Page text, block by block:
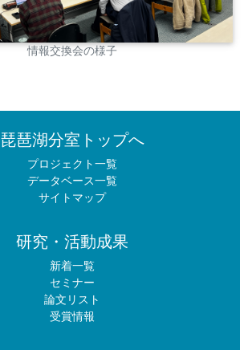
情報交換会の様子
琵琶湖分室トップへ
プロジェクト一覧
データベース一覧
サイトマップ
研究・活動成果
新着一覧
セミナー
論文リスト
受賞情報